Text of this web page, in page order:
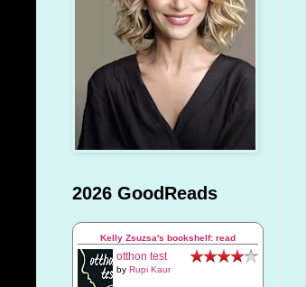
2026 GoodReads
Kelly Zsuzsa's bookshelf: read
otthon test
by Rupi Kaur